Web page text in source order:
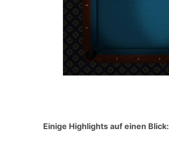
Einige Highlights auf einen Blick: